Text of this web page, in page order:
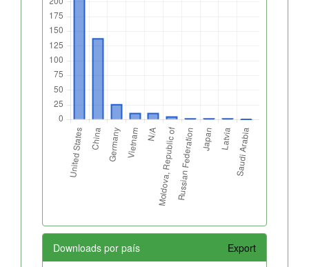
Downloads por país Export